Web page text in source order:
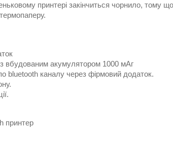
принтері закінчиться чорнило, тому
вбудованим акумулятором 1000 мАг
каналу через фірмовий додаток.
принтер